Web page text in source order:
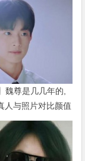
魏尊是几几年的,
人与照片对比颜值